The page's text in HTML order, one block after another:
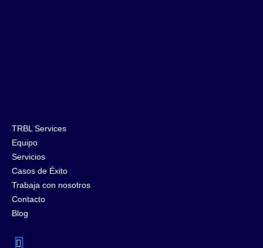
TRBL Services
Equipo
Servicios
Casos de Éxito
Trabaja con nosotros
Contacto
Blog